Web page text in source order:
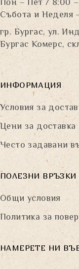
Пон – Пет / 8:00 –
Събота и Неделя
гр. Бургас, ул.
Бургас Комерс,
ИНФОРМАЦИЯ
Условия за
Цени за доставка
Често задавани
ПОЛЕЗНИ ВРЪЗКИ
Общи условия
Политика за
НАМЕРЕТЕ НИ ВЪВ